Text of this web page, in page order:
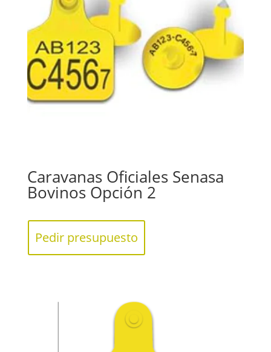
Caravanas Oficiales Senasa
Bovinos Opción 2
Pedir presupuesto